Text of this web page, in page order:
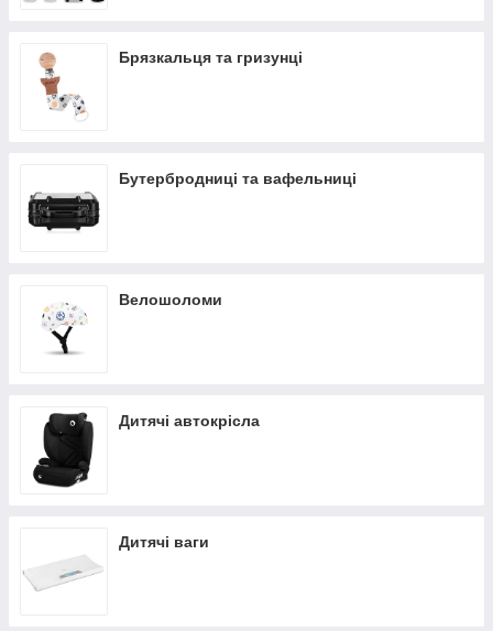
Брязкальця та гризунці
Бутербродниці та вафельниці
Велошоломи
Дитячі автокрісла
Дитячі ваги